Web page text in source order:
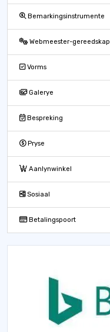
Bemarkingsinstrumente
Webmeester-gereedskap
Vorms
Galerye
Bespreking
Pryse
Aanlynwinkel
Sosiaal
Betalingspoort